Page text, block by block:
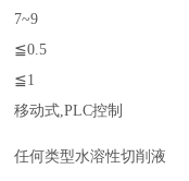
7~9
≦0.5
≦1
移动式,PLC控制
任何类型水溶性切削液